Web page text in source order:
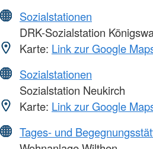
Sozialstationen
DRK-Sozialstation
Karte: Link zur Google
Sozialstationen
Sozialstation Neukirch
Karte: Link zur Google
Tages- und